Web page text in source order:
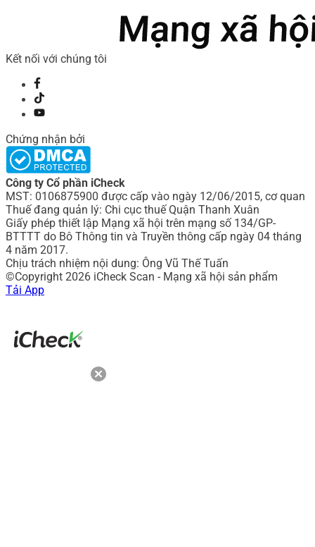
Kết nối với chúng tôi
Chứng nhận bởi
Công ty Cổ phần iCheck
MST: 0106875900 được cấp vào ngày 12/06/2015, cơ quan
Thuế đang quản lý: Chi cục thuế Quận Thanh Xuân
Giấy phép thiết lập Mạng xã hội trên mạng số 134/GP-
BTTTT do Bô Thông tin và Truyền thông cấp ngày 04 tháng
4 năm 2017.
Chịu trách nhiệm nội dung: Ông Vũ Thế Tuấn
©Copyright 2026 iCheck Scan - Mạng xã hội sản phẩm
Tải App